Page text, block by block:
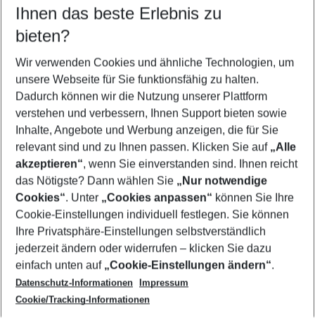
Reisezeitraum wählen
07.08.26– 05.08.27 5-8 Nächte
2 Erwachsene Keine Kinder
Mehr Filter anzeigen
Footer
Footer navigation
Über uns
AGB
Cookie-Einstellungen ändern
Cookie-Richtlinie
Datenschutz
Service & Hilfe
Barrierefreies Reisen
Check-in
Folgen Sie uns
Ihnen das beste Erlebnis zu
bieten?
Wir verwenden Cookies und ähnliche Technologien, um
unsere Webseite für Sie funktionsfähig zu halten.
Dadurch können wir die Nutzung unserer Plattform
verstehen und verbessern, Ihnen Support bieten sowie
Inhalte, Angebote und Werbung anzeigen, die für Sie
relevant sind und zu Ihnen passen. Klicken Sie auf „Alle
akzeptieren“, wenn Sie einverstanden sind. Ihnen reicht
das Nötigste? Dann wählen Sie „Nur notwendige
Cookies“. Unter „Cookies anpassen“ können Sie Ihre
Cookie-Einstellungen individuell festlegen. Sie können
Ihre Privatsphäre-Einstellungen selbstverständlich
jederzeit ändern oder widerrufen – klicken Sie dazu
einfach unten auf „Cookie-Einstellungen ändern“.
Datenschutz-Informationen
Impressum
Cookie/Tracking-Informationen